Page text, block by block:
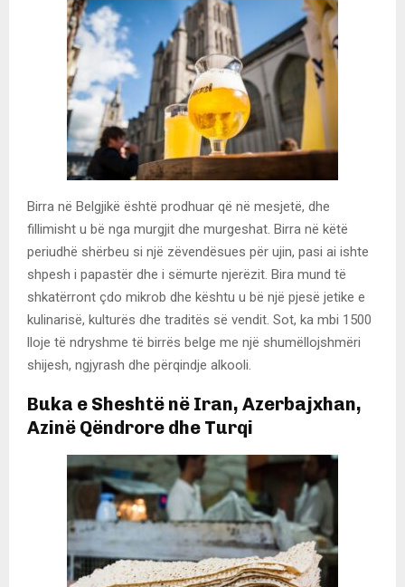
Birra në Belgjikë është prodhuar që në mesjetë, dhe
fillimisht u bë nga murgjit dhe murgeshat. Birra në këtë
periudhë shërbeu si një zëvendësues për ujin, pasi ai ishte
shpesh i papastër dhe i sëmurte njerëzit. Bira mund të
shkatërront çdo mikrob dhe kështu u bë një pjesë jetike e
kulinarisë, kulturës dhe traditës së vendit. Sot, ka mbi 1500
lloje të ndryshme të birrës belge me një shumëllojshmëri
shijesh, ngjyrash dhe përqindje alkooli.
Buka e Sheshtë në Iran, Azerbajxhan,
Azinë Qëndrore dhe Turqi